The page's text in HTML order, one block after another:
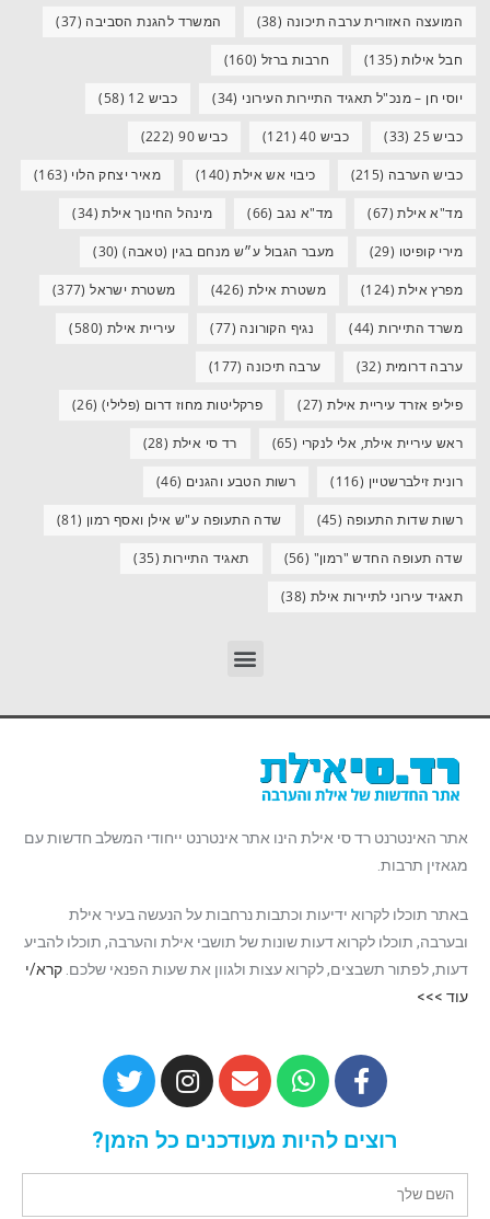
המועצה האזורית ערבה תיכונה (38) המשרד להגנת הסביבה (37)
חבל אילות(135) חרבות ברזל (160)
יוסי חן – מנכ"ל תאגיד התיירות העירוני (34) כביש 12 (58)
כביש 25 (33) כביש 40 (121) כביש 90 (222)
כביש הערבה (215) כיבוי אש אילת(140) מאיר יצחק הלוי (163)
מד"א אילת(67) מד"א נגב(66) מינהל החינוך אילת(34)
מירי קופיטו (29) מעבר הגבול ע״ש מנחם בגין (טאבה)(30)
מפרץ אילת(124) משטרת אילת (426) משטרת ישראל(377)
משרד התיירות(44) נגיף הקורונה (77) עיריית אילת (580)
ערבה דרומית (32) ערבה תיכונה (177)
פיליפ אזרד עיריית אילת(27) פרקליטות מחוז דרום (פלילי) (26)
ראש עיריית אילת, אלי לנקרי (65) רד סי אילת (28)
רונית זילברשטיין (116) רשות הטבע והגנים (46)
רשות שדות התעופה (45) שדה התעופה ע"ש אילן ואסף רמון (81)
שדה תעופה החדש "רמון" (56) תאגיד התיירות(35)
תאגיד עירוני לתיירות אילת (38)
אתר האינטרנט רד סי אילת הינו אתר אינטרנט ייחודי המשלב חדשות עם
מגאזין תרבות.
באתר תוכלו לקרוא ידיעות וכתבות נרחבות על הנעשה בעיר אילת
ובערבה, תוכלו לקרוא דעות שונות של תושבי אילת והערבה, תוכלו להביע
דעות, לפתור תשבצים, לקרוא עצות ולגוון את שעות הפנאי שלכם. קרא/י
עוד >>>
רוצים להיות מעודכנים כל הזמן?